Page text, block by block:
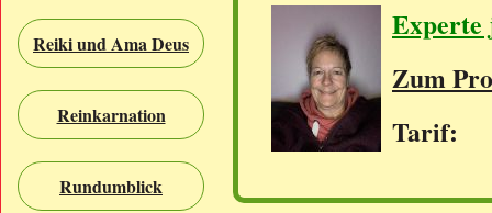
Reiki und Ama Deus
Reinkarnation
Rundumblick
Experte
Zum
Tarif: